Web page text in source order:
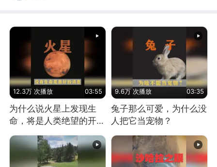
12.3万 次播放 03:55
为什么说火星上发现生
命，将是人类绝望的开
始？
9.6万 次播放 03:35
兔子那么可爱，为什么没
人把它当宠物？